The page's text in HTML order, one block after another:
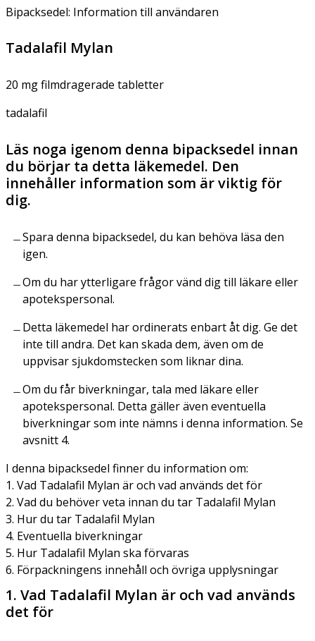
Bipacksedel: Information till användaren
Tadalafil Mylan
20 mg filmdragerade tabletter
tadalafil
Läs noga igenom denna bipacksedel innan
du börjar ta detta läkemedel. Den
innehåller information som är viktig för
dig.
Spara denna bipacksedel, du kan behöva läsa den
igen.
Om du har ytterligare frågor vänd dig till läkare eller
apotekspersonal.
Detta läkemedel har ordinerats enbart åt dig. Ge det
inte till andra. Det kan skada dem, även om de
uppvisar sjukdomstecken som liknar dina.
Om du får biverkningar, tala med läkare eller
apotekspersonal. Detta gäller även eventuella
biverkningar som inte nämns i denna information. Se
avsnitt 4.
I denna bipacksedel finner du information om:
1. Vad Tadalafil Mylan är och vad används det för
2. Vad du behöver veta innan du tar Tadalafil Mylan
3. Hur du tar Tadalafil Mylan
4. Eventuella biverkningar
5. Hur Tadalafil Mylan ska förvaras
6. Förpackningens innehåll och övriga upplysningar
1. Vad Tadalafil Mylan är och vad används
det för